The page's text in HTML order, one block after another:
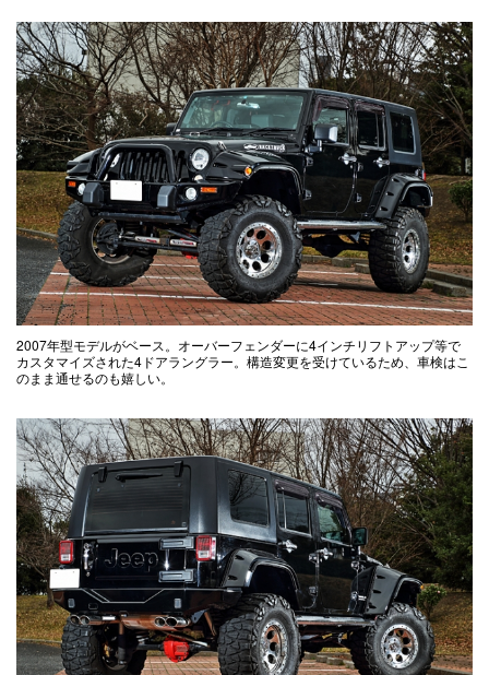
2007年型モデルがベース。オーバーフェンダーに4インチリフトアップ等で
カスタマイズされた4ドアラングラー。構造変更を受けているため、車検はこ
のまま通せるのも嬉しい。